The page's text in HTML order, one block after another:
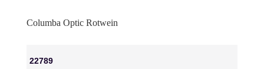
Columba Optic Rotwein
22789